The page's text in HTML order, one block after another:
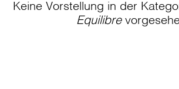
Keine Vorstellung in der
Equilibre